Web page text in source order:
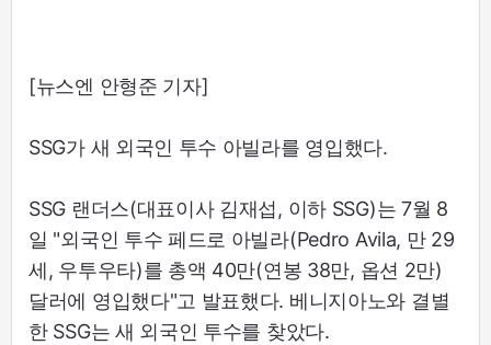
[뉴스엔 안형준 기자]
SSG가 새 외국인 투수 아빌라를 영입했다.
SSG 랜더스(대표이사 김재섭, 이하 SSG)는 7월 8
일 "외국인 투수 페드로 아빌라(Pedro Avila, 만 29
세, 우투우타)를 총액 40만(연봉 38만, 옵션 2만)
달러에 영입했다"고 발표했다. 베니지아노와 결별
한 SSG는 새 외국인 투수를 찾았다.